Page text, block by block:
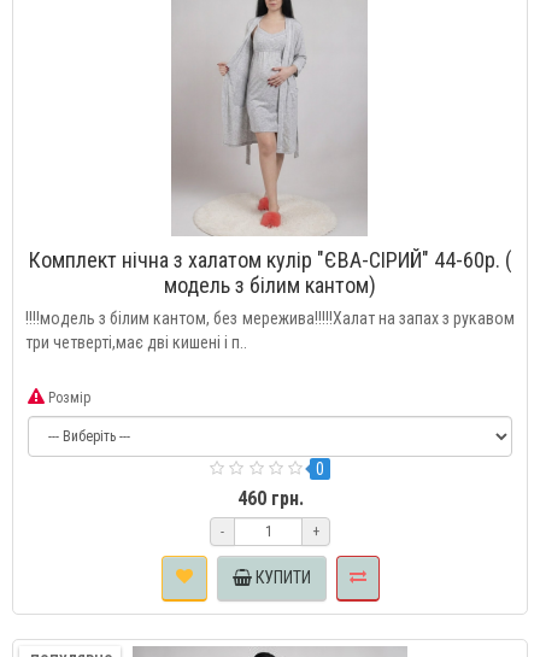
Комплект нічна з халатом кулір "ЄВА-СІРИЙ" 44-60р. (
модель з білим кантом)
!!!!модель з білим кантом, без мережива!!!!!Халат на запах з рукавом
три четверті,має дві кишені і п..
Розмір
0
460 грн.
- +
КУПИТИ